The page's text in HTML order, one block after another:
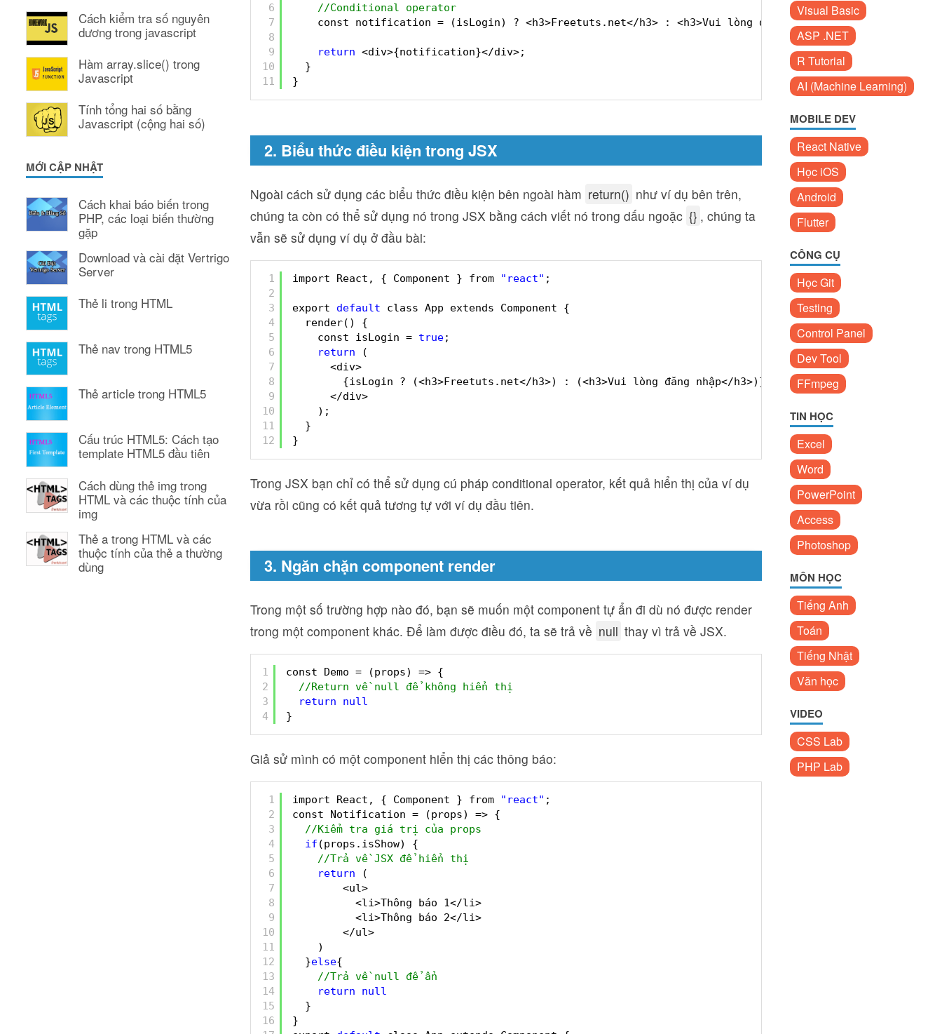
Cách kiểm tra số nguyên
dương trong javascript
Hàm array.slice() trong
Javascript
Tính tổng hai số bằng
Javascript (cộng hai số)
MỚI CẬP NHẬT
Cách khai báo biến trong
PHP, các loại biến thường
gặp
Download và cài đặt Vertrigo
Server
Thẻ li trong HTML
Thẻ nav trong HTML5
Thẻ article trong HTML5
Cấu trúc HTML5: Cách tạo
template HTML5 đầu tiên
Cách dùng thẻ img trong
HTML và các thuộc tính của
img
Thẻ a trong HTML và các
thuộc tính của thẻ a thường
dùng
6
7
8
9
10
11
//Conditional operator
const notification = (isLogin) ? <h3>Freetuts.net</h3> : <h3>Vui lòng đăng nhập</h3>
return <div>{notification}</div>;
}
}
2. Biểu thức điều kiện trong JSX
Ngoài cách sử dụng các biểu thức điều kiện bên ngoài hàm return() như ví dụ bên trên,
chúng ta còn có thể sử dụng nó trong JSX bằng cách viết nó trong dấu ngoặc {} , chúng ta
vẫn sẽ sử dụng ví dụ ở đầu bài:
1
2
3
4
5
6
7
8
9
10
11
12
import React, { Component } from "react" ;
export default
class App extends Component {
render() {
const isLogin = true;
return
(
<div>
{isLogin ? (<h3>Freetuts.net</h3>) : (<h3>Vui lòng đăng nhập</h3>)}
</div>
);
}
}
Trong JSX bạn chỉ có thể sử dụng cú pháp conditional operator, kết quả hiển thị của ví dụ
vừa rồi cũng có kết quả tương tự với ví dụ đầu tiên.
3. Ngăn chặn component render
Trong một số trường hợp nào đó, bạn sẽ muốn một component tự ẩn đi dù nó được render
trong một component khác. Để làm được điều đó, ta sẽ trả về null thay vì trả về JSX.
1
2
3
4
const Demo = (props) => {
//Return về null để không hiển thị
return
null
}
Giả sử mình có một component hiển thị các thông báo:
1
2
3
4
5
6
7
8
9
10
11
12
13
14
15
16
import React, { Component } from "react" ;
const Notification = (props) => {
//Kiểm tra giá trị của props
if (props.isShow) {
//Trả về JSX để hiển thị
return
(
<ul>
<li>Thông báo 1</li>
<li>Thông báo 2</li>
</ul>
)
}else{
//Trả về null để ẩn
return
null
}
}
Visual Basic
ASP .NET
R Tutorial
AI (Machine Learning)
MOBILE DEV
React Native
Học iOS
Android
Flutter
CÔNG CỤ
Học Git
Testing
Control Panel
Dev Tool
FFmpeg
TIN HỌC
Excel
Word
PowerPoint
Access
Photoshop
MÔN HỌC
Tiếng Anh
Toán
Tiếng Nhật
Văn học
VIDEO
CSS Lab
PHP Lab